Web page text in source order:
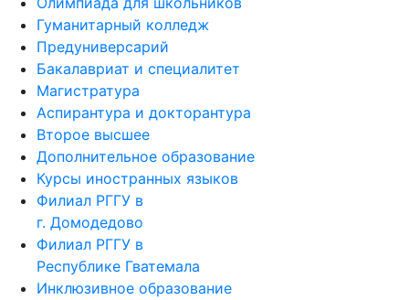
Гуманитарный колледж
Предуниверсарий
Бакалавриат и специалитет
Магистратура
Аспирантура и докторантура
Второе высшее
Дополнительное образование
Курсы иностранных языков
Филиал РГГУ в
г. Домодедово
Филиал РГГУ в
Республике Гватемала
Инклюзивное образование